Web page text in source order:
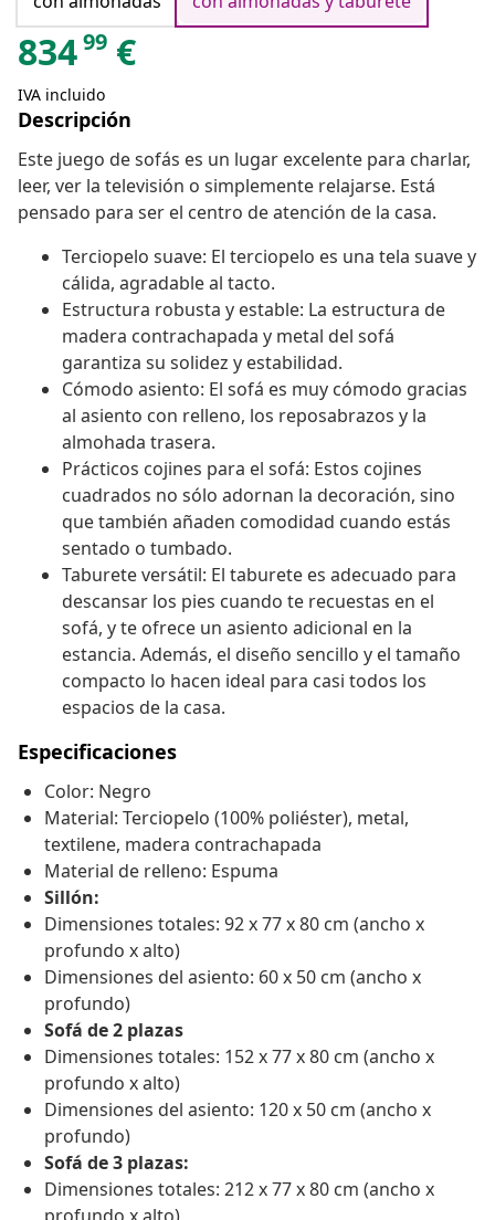
83499 €
IVA incluido
Descripción
Este juego de sofás es un lugar excelente para charlar,
leer, ver la televisión o simplemente relajarse. Está
pensado para ser el centro de atención de la casa.
Terciopelo suave: El terciopelo es una tela suave y
cálida, agradable al tacto.
Estructura robusta y estable: La estructura de
madera contrachapada y metal del sofá
garantiza su solidez y estabilidad.
Cómodo asiento: El sofá es muy cómodo gracias
al asiento con relleno, los reposabrazos y la
almohada trasera.
Prácticos cojines para el sofá: Estos cojines
cuadrados no sólo adornan la decoración, sino
que también añaden comodidad cuando estás
sentado o tumbado.
Taburete versátil: El taburete es adecuado para
descansar los pies cuando te recuestas en el
sofá, y te ofrece un asiento adicional en la
estancia. Además, el diseño sencillo y el tamaño
compacto lo hacen ideal para casi todos los
espacios de la casa.
Especificaciones
Color: Negro
Material: Terciopelo (100% poliéster), metal,
textilene, madera contrachapada
Material de relleno: Espuma
Sillón:
Dimensiones totales: 92 x 77 x 80 cm (ancho x
profundo x alto)
Dimensiones del asiento: 60 x 50 cm (ancho x
profundo)
Sofá de 2 plazas
Dimensiones totales: 152 x 77 x 80 cm (ancho x
profundo x alto)
Dimensiones del asiento: 120 x 50 cm (ancho x
profundo)
Sofá de 3 plazas:
Dimensiones totales: 212 x 77 x 80 cm (ancho x